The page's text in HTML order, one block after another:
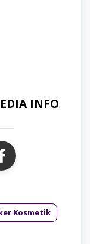
INFO
Kosmetik